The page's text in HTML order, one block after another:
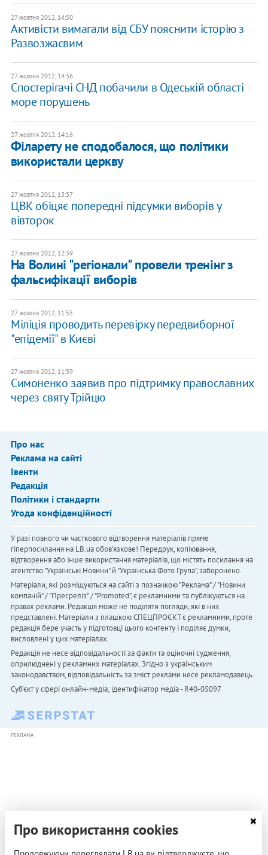
27 жовтня 2012, 14:50
Активісти вимагали від СБУ пояснити історію з
Развозжаєвим
27 жовтня 2012, 14:36
Спостерігачі СНД побачили в Одеській області
море порушень
27 жовтня 2012, 14:16
Філарету не сподобалося, що політики
використали церкву
27 жовтня 2012, 13:37
ЦВК обіцяє попередні підсумки виборів у
вівторок
27 жовтня 2012, 12:39
На Волині "регіонали" провели тренінг з
фальсифікації виборів
27 жовтня 2012, 11:55
Міліція проводить перевірку передвиборної
"епідемії" в Києві
27 жовтня 2012, 11:39
Симоненко заявив про підтримку православних
через святу Трійцю
Про нас
Реклама на сайті
Івенти
Редакція
Політики і стандарти
Угода конфіденційності
У разі повного чи часткового відтворення матеріалів пряме
гіперпосилання на LB.ua обов'язкове! Передрук, копіювання,
відтворення або інше використання матеріалів, що містять посилання на
агентство "Українськi Новини" й "Українська Фото Група", заборонено.
Матеріали, які розміщуються на сайті з позначкою "Реклама" / "Новини
компаній" / "Пресреліз" / "Promoted", є рекламними та публікуються на
правах реклами. Редакція може не поділяти погляди, які в них
представлені. Матеріали з плашкою СПЕЦПРОЄКТ є рекламними, проте
редакція бере участь у підготовці цього контенту і поділяє думки,
висловлені у цих матеріалах.
Редакція не несе відповідальності за факти та оціночні судження,
оприлюднені у рекламних матеріалах. Згідно з українським
законодавством, відповідальність за зміст реклами несе рекламодавець.
Cуб'єкт у сфері онлайн-медіа; ідентифікатор медіа - R40-05097
РЕКЛАМА
Про використання cookies